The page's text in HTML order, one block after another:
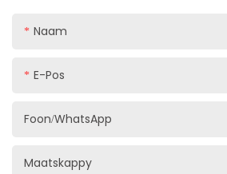
Naam
E-Pos
Foon/WhatsApp
Maatskappy